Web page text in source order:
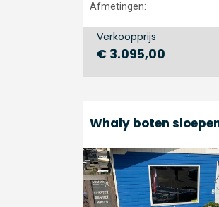
Afmetingen:
Verkoopprijs
€ 3.095,00